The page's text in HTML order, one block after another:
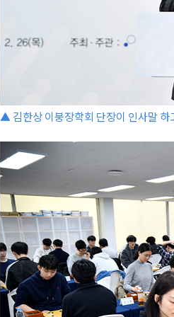
▲ 김한상 이붕장학회 단장이 인사말 하